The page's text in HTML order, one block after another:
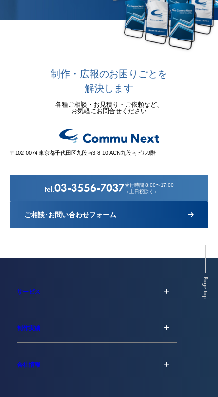
制作・広報のお困りごとを
解決します
各種ご相談・お見積り・ご依頼など、
お気軽にお問合せください
〒102-0074 東京都千代田区九段南3-8-10 ACN九段南ビル9階
tel.03-3556-7037受付時間 8:00〜17:00
（土日祝除く）
ご相談･お問い合わせフォーム
サービス
制作実績
会社情報
Page top